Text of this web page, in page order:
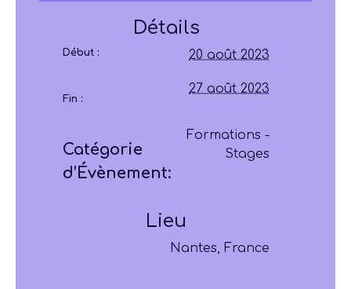
Détails
Début : 20 août 2023
Fin :
27 août 2023
Catégorie
d’Évènement:
Formations -
Stages
Lieu
Nantes, France